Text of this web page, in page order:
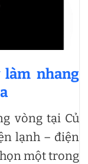
làm nhang
vòng tại Củ
lạnh – điện
một trong